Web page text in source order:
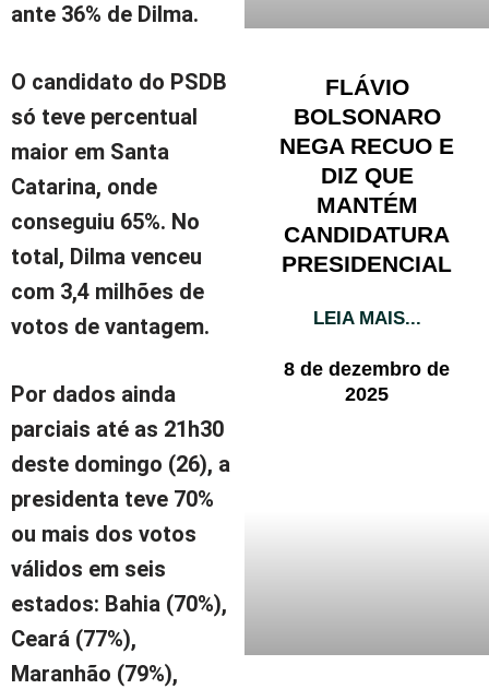
ante 36% de Dilma.
O candidato do PSDB
só teve percentual
maior em Santa
Catarina, onde
conseguiu 65%. No
total, Dilma venceu
com 3,4 milhões de
votos de vantagem.
Por dados ainda
parciais até as 21h30
deste domingo (26), a
presidenta teve 70%
ou mais dos votos
válidos em seis
estados: Bahia (70%),
Ceará (77%),
Maranhão (79%),
FLÁVIO
BOLSONARO
NEGA RECUO E
DIZ QUE
MANTÉM
CANDIDATURA
PRESIDENCIAL
LEIA MAIS...
8 de dezembro de
2025